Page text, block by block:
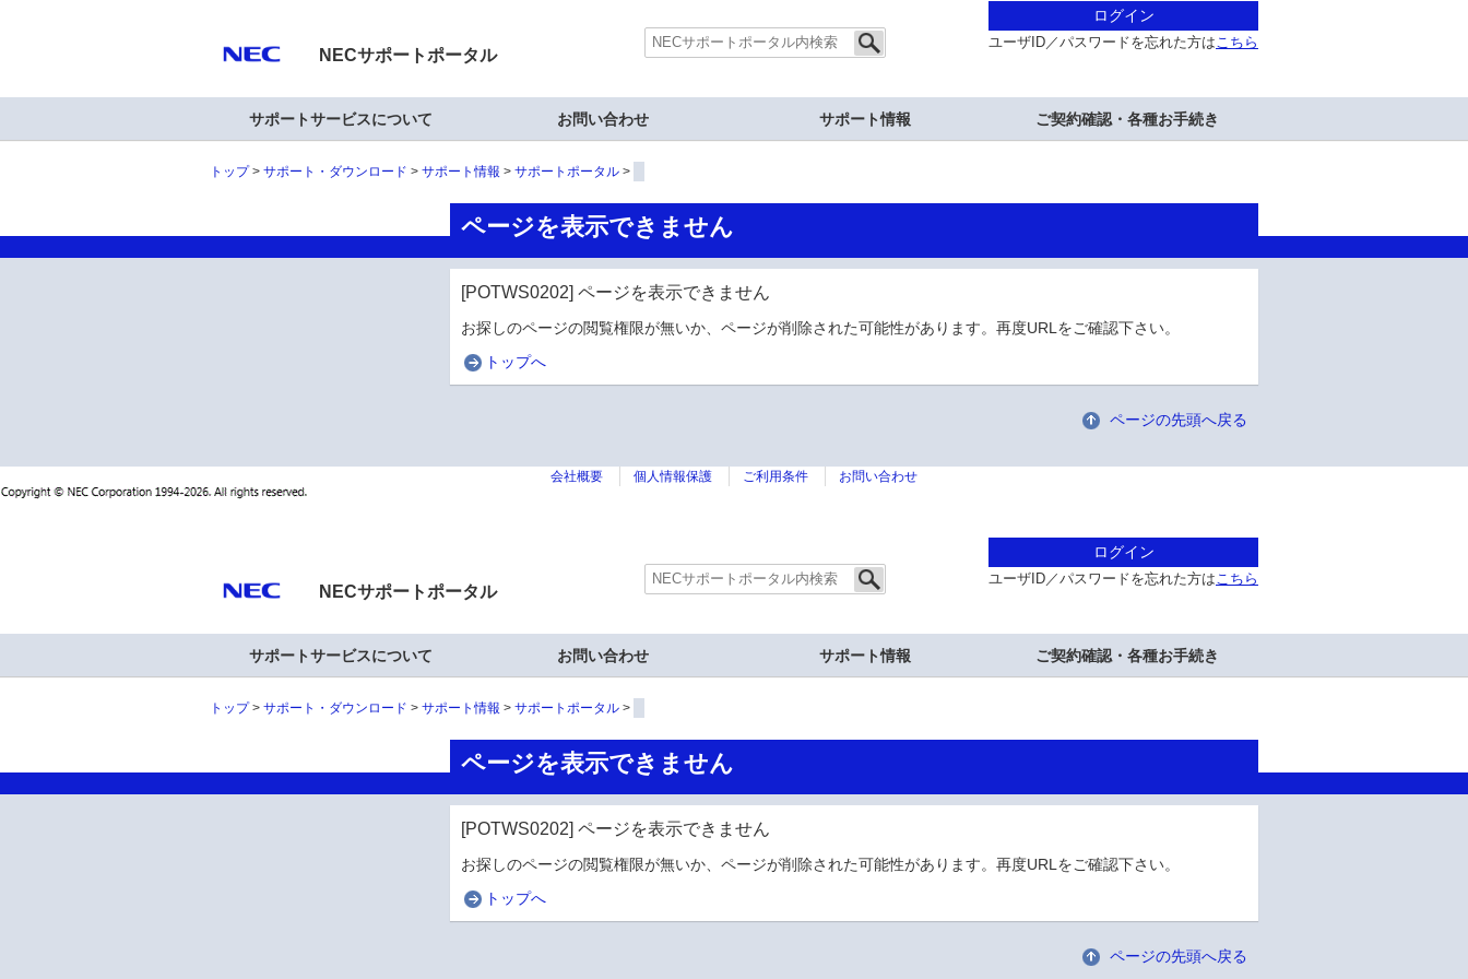
NECサポートポータル
ログイン
ユーザID／パスワードを忘れた方はこちら
サポートサービスについて お問い合わせ サポート情報 ご契約確認・各種お手続き
トップ サポート・ダウンロード サポート情報 サポートポータル
ページを表示できません
[POTWS0202] ページを表示できません
お探しのページの閲覧権限が無いか、ページが削除された可能性があります。再度URLをご確認下さい。
トップへ
ページの先頭へ戻る
会社概要 個人情報保護 ご利用条件 お問い合わせ
NECサポートポータル
ログイン
ユーザID／パスワードを忘れた方はこちら
サポートサービスについて お問い合わせ サポート情報 ご契約確認・各種お手続き
トップ サポート・ダウンロード サポート情報 サポートポータル
ページを表示できません
[POTWS0202] ページを表示できません
お探しのページの閲覧権限が無いか、ページが削除された可能性があります。再度URLをご確認下さい。
トップへ
ページの先頭へ戻る